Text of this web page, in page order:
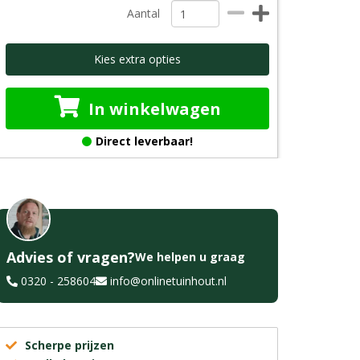
Aantal
Kies extra opties
In winkelwagen
Direct leverbaar!
Advies of vragen?We helpen u graag
0320 - 258604
info@onlinetuinhout.nl
Scherpe prijzen